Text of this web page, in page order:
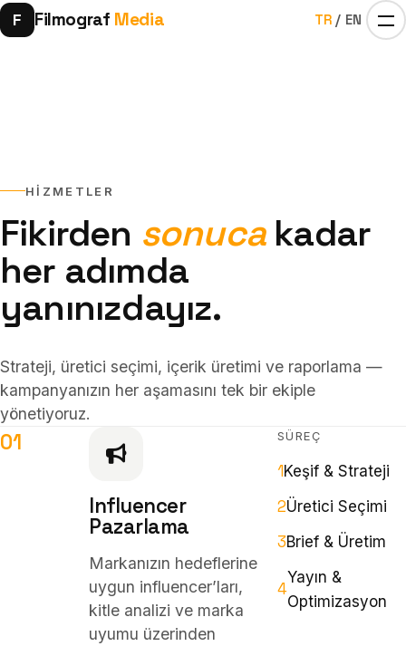
F Filmograf Media TR / EN
Ana Sayfa
02 Influencer’lar
03Hizmetler
Markalar
Hakkımızda
HIZMETLER
Fikirden sonucakadar
her adımda
yanınızdayız.
Strateji, üretici seçimi, içerik üretimi ve raporlama —
kampanyanızın her aşamasını tek bir ekiple
yönetiyoruz.
01
Influencer
Pazarlama
Markanızın hedeflerine
uygun influencer’ları,
kitle analizi ve marka
uyumu üzerinden
SÜREÇ
1Keşif & Strateji
2Üretici Seçimi
3Brief & Üretim
4
Yayın &
Optimizasyon